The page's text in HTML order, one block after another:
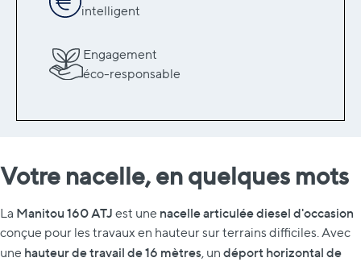
intelligent
Engagement
éco-responsable
Votre nacelle, en quelques mots
La Manitou 160 ATJ est une nacelle articulée diesel d'occasion
conçue pour les travaux en hauteur sur terrains difficiles. Avec
une hauteur de travail de 16 mètres, un déport horizontal de